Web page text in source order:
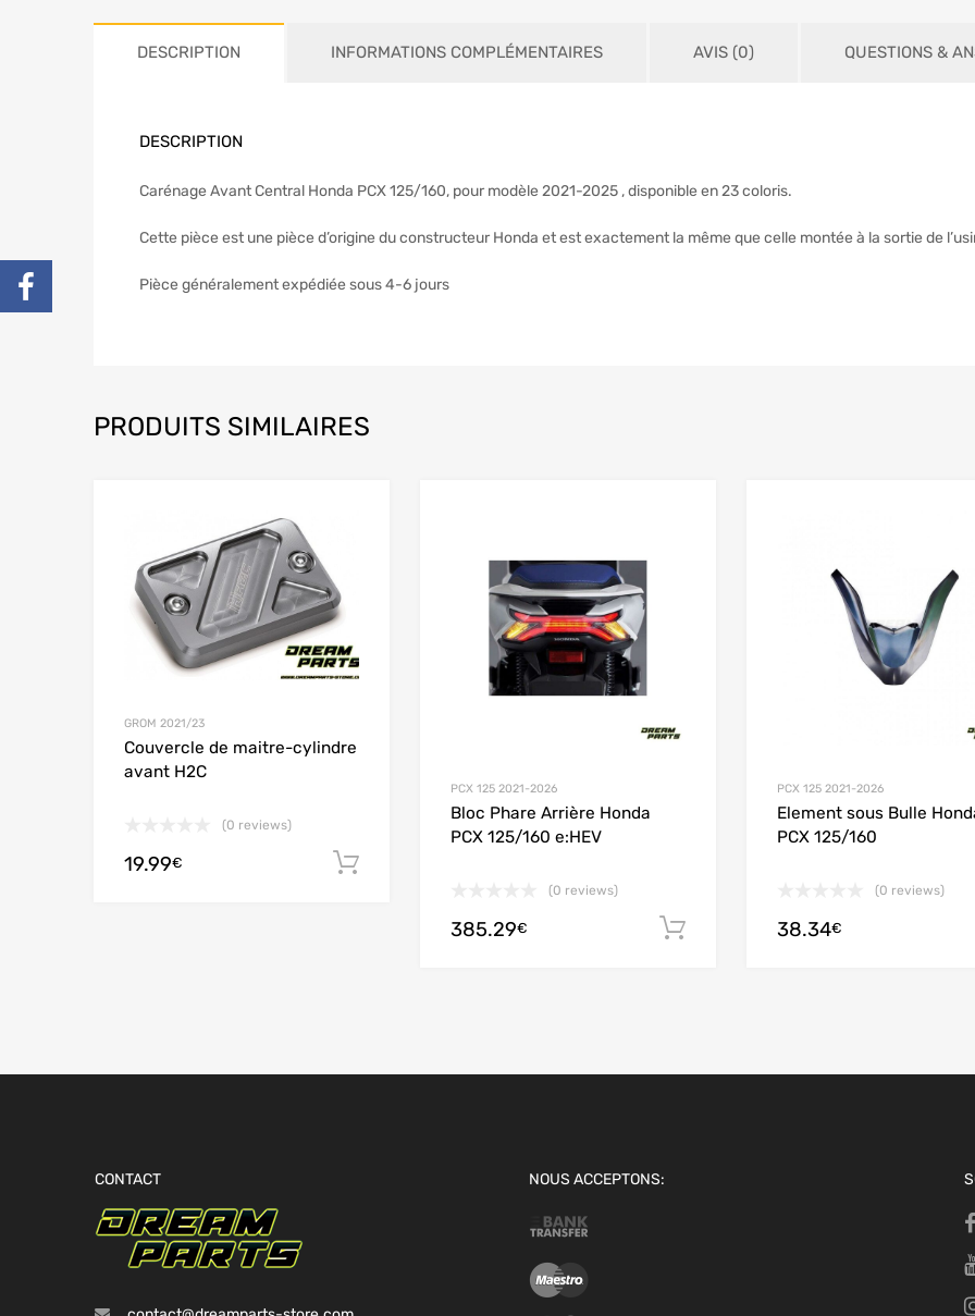
DESCRIPTION INFORMATIONS COMPLÉMENTAIRES AVIS (0) QUESTIONS &
DESCRIPTION
Carénage Avant Central Honda PCX 125/160, pour modèle 2021-2025 , disponible en 23 coloris.
Cette pièce est une pièce d’origine du constructeur Honda et est exactement la même que celle montée à la sortie de
Pièce généralement expédiée sous 4-6 jours
PRODUITS SIMILAIRES
Add to Compare
GROM 2021/23
Couvercle de maitre-cylindre
avant H2C
(0 reviews)
19.99€
Add to Compare
PCX 125 2021-2026
Bloc Phare Arrière Honda
PCX 125/160 e:HEV
(0 reviews)
385.29€ Ajouter au panier
PCX 125 2021-2026
Element sous Bulle
PCX 125/160
(0 reviews)
38.34€
CONTACT NOUS ACCEPTONS: